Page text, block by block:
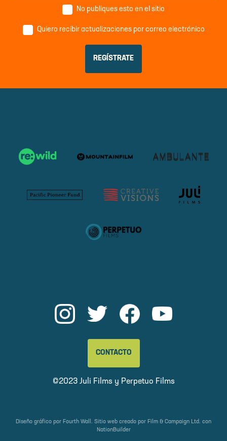
No publiques esto en el sitio
Quiero recibir actualizaciones por correo electrónico
CONTACTO
©2023 Juli Films y Perpetuo Films
Diseño gráfico por Fourth Wall . Sitio web creado por Film & Campaign Ltd. con
NationBuilder